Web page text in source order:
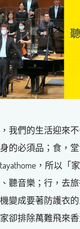
我們的生活迎來不
的必須品；食，
，所以「
聽音樂；行，去
變成要著防護衣
卻排除萬難飛來